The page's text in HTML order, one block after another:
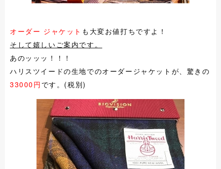
オーダー ジャケット も大変お値打ちですよ！
そして嬉しいご案内です。
あのッッッ！！！
ハリスツイードの生地でのオーダージャケットが、驚きの
33000円 です。(税別)